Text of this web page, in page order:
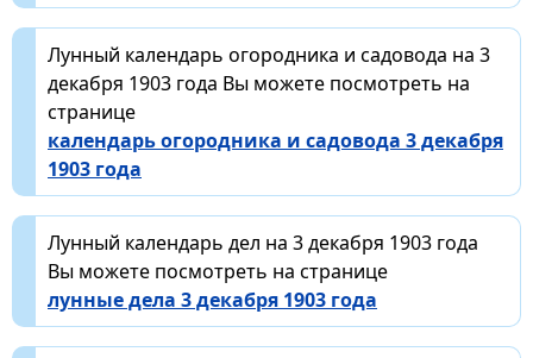
Лунный календарь огородника и садовода на 3
декабря 1903 года Вы можете посмотреть на
странице
календарь огородника и садовода 3 декабря
1903 года
Лунный календарь дел на 3 декабря 1903 года
Вы можете посмотреть на странице
лунные дела 3 декабря 1903 года